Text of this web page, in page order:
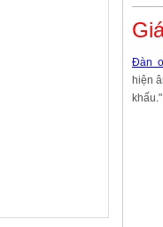
Đàn
hiện
khấu."